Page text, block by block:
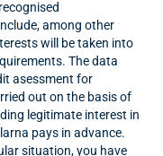
among other
will be taken into
The data
asessment for
out on the basis of
legitimate interest in
pays in advance.
situation, you have